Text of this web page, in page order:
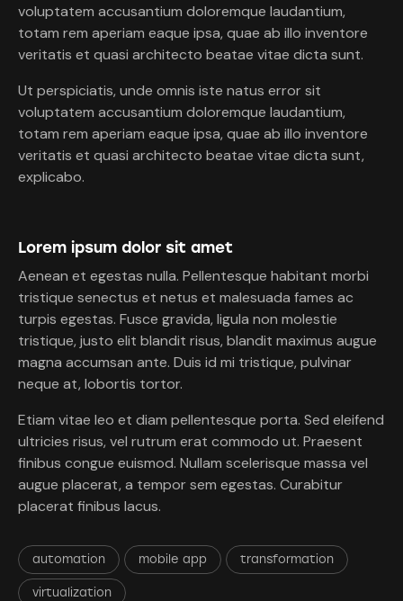
voluptatem accusantium doloremque laudantium,
totam rem aperiam eaque ipsa, quae ab illo inventore
veritatis et quasi architecto beatae vitae dicta sunt.
Ut perspiciatis, unde omnis iste natus error sit
voluptatem accusantium doloremque laudantium,
totam rem aperiam eaque ipsa, quae ab illo inventore
veritatis et quasi architecto beatae vitae dicta sunt,
explicabo.
Lorem ipsum dolor sit amet
Aenean et egestas nulla. Pellentesque habitant morbi
tristique senectus et netus et malesuada fames ac
turpis egestas. Fusce gravida, ligula non molestie
tristique, justo elit blandit risus, blandit maximus augue
magna accumsan ante. Duis id mi tristique, pulvinar
neque at, lobortis tortor.
Etiam vitae leo et diam pellentesque porta. Sed eleifend
ultricies risus, vel rutrum erat commodo ut. Praesent
finibus congue euismod. Nullam scelerisque massa vel
augue placerat, a tempor sem egestas. Curabitur
placerat finibus lacus.
automation mobile app transformation
virtualization